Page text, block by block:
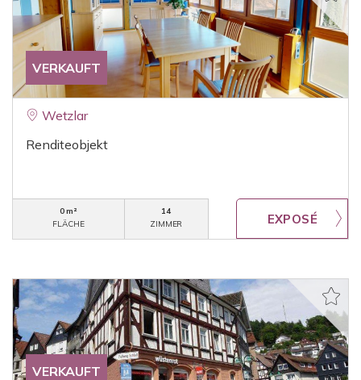
VERKAUFT
Wetzlar
Renditeobjekt
0 m²
FLÄCHE
14
ZIMMER
VERKAUFT